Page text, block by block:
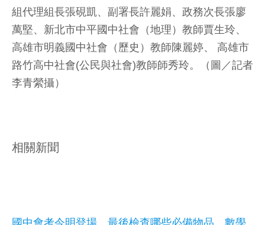
組代理組長張硯凱、副署長許麗娟、政務次長張廖
萬堅、新北市中平國中社會（地理）教師賈生玲、
高雄市明義國中社會（歷史）教師陳麗婷、 高雄市
路竹高中社會(公民與社會)教師師秀玲。（圖／記者
李青縈攝）
相關新聞
國中會考今明登場 最後檢查哪些必備物品、數學